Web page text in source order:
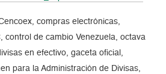
compras electrónicas,
control de cambio Venezuela, octava
en efectivo, gaceta oficial,
para la Administración de Divisas,